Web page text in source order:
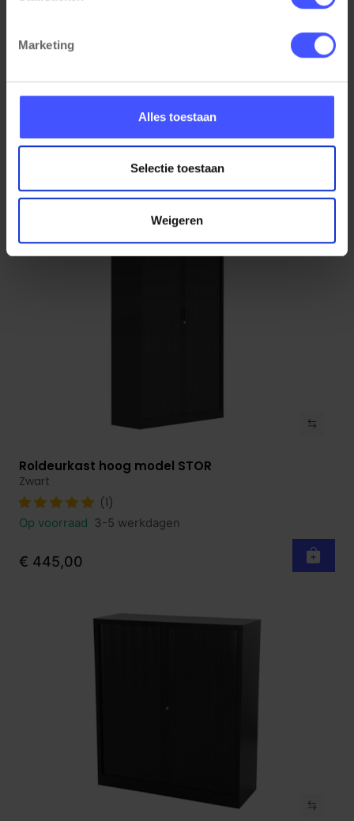
Marketing
Alles toestaan
Selectie toestaan
Weigeren
Bekijk product
Metalen ladeblok verrijdbaar 3 laden BLOC
Zwart
Op voorraad 3-5 werkdagen
Bekijk product
Roldeurkast hoog model STOR
Zwart
(1)
Op voorraad 3-5 werkdagen
€ 445,00